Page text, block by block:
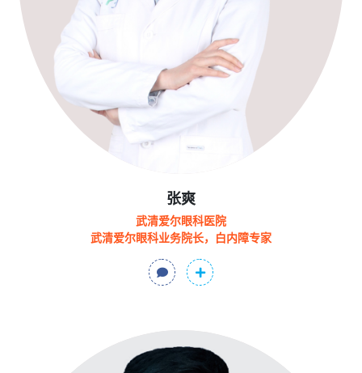
张爽
武清爱尔眼科医院
武清爱尔眼科业务院长，白内障专家